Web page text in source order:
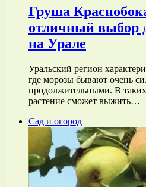
Груша
отличный выбор
на Урале
Уральский регион
где морозы бывают очень
продолжительными. В
растение сможет выжить…
Сад и огород